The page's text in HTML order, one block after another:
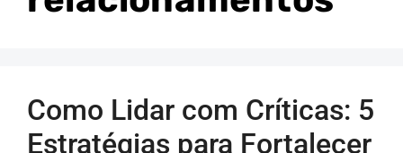
Como Lidar com Críticas: 5
Estratégias para Fortalecer